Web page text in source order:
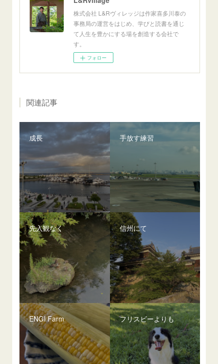
株式会社 L&Rヴィレッジは作家喜多川泰の
事務局の運営をはじめ、学びと読書を通じ
て人生を豊かにする場を創造する会社で
す。
フォロー
関連記事
成長 手放す練習
先入観なく 信州にて
ENGI Farm フリスビーよりも